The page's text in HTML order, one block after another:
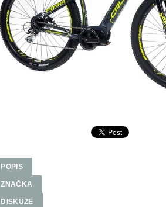
POPIS
ZNAČKA
DISKUZE